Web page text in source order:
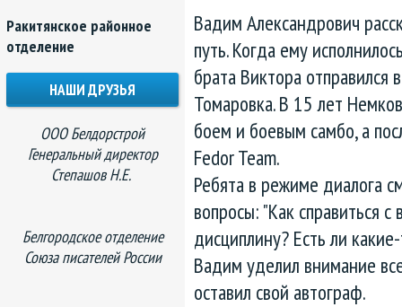
Вадим Александрович
путь. Когда ему
брата Виктора
Томаровка. В 15 лет
боем и боевым самбо, а
Fedor Team.
Ребята в режиме диалога
вопросы: "Как справиться
дисциплину? Есть ли
Вадим уделил внимание
оставил свой автограф.
Ракитянское районное
отделение
НАШИ ДРУЗЬЯ
ООО Белдорстрой
Генеральный директор
Степашов Н.Е.
Белгородское отделение
Союза писателей России